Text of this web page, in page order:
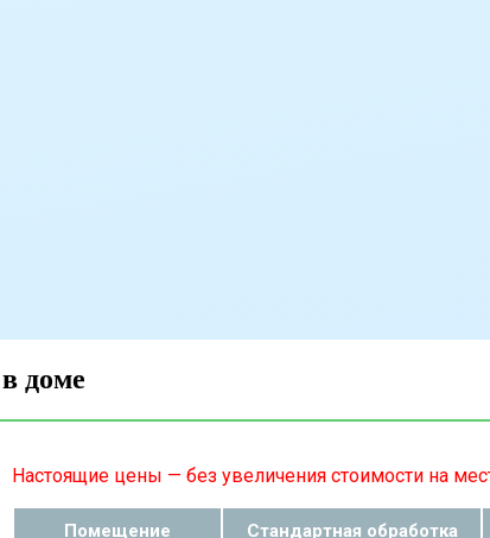
доме
Настоящие цены — без увеличения стоимости на
Помещение Стандартная обработка